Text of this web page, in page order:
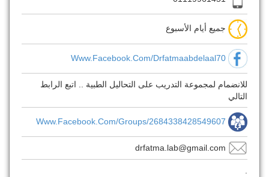
جميع أيام الأسبوع
Www.facebook.com/Drfatmaabdelaal70
للانضمام لمجموعة التدريب على التحاليل الطبية .. اتبع الرابط
التالي
Www.facebook.com/groups/2684338428549607
drfatma.lab@gmail.com
.